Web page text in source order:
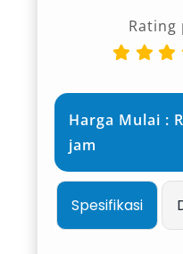
Rating
Harga Mulai :
jam
Spesifikasi